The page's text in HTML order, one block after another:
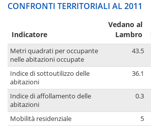
CONFRONTI TERRITORIALI AL 2011
Indicatore
Vedano al
Lambro
Metri quadrati per occupante
nelle abitazioni occupate
43.5
Indice di sottoutilizzo delle
abitazioni
36.1
Indice di affollamento delle
abitazioni
0.3
Mobilità residenziale 5